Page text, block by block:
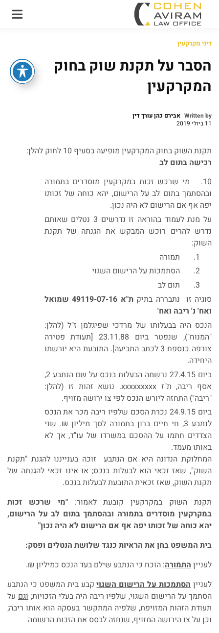
דיני מקרקעין
הסבר על תקנת שוק בחוק
המקרקעין
Written by אבירם כהן עורך דין
11 ביולי 2019
תקנת השוק בחוק המקרקעין מופיעה בסעיף 10 לחוק להלן:
רכישה בתום לב
10. מי שרכש זכות במקרקעין מוסדרים בתמורה
ובהסתמך בתום לב על הרישום, יהא כוחה של זכותו
יפה אף אם הרישום לא היה נכון.
על מנת לעמוד בהוראה זו נדרשים 3 נטלים שאותם
נדרש להרים רוכש המבקש את הגנתה של תקנת
השוק:
1.
תמורה
2.
הסתמכות על הרישום השגוי
3.
תום לב
סוגיה זו נתבררה בתיק
ת"א 49119-07-16 שמואל
ואח' נ' ריבה ואח'
הנכס היה בבעלותו של מרדכי שפיגלמן ז"ל (להלן:
"המנוח"), שנפטר ביום 23.11.88 [תעודת פטירה
צורפה כנספח 3 לכתב התביעה]. התובעת היא יורשתו
היחידה.
ביום 27.4.15 נרשמה הבעלות בנכס על שם הנתבע 2,
אסף ריבה, ת"ז xxxxxxxxx. נושא זהות זו (להלן:
"ריבה") התחזה ליורש הנכס לפי צו ירושה מזויף.
ביום 24.9.15 נכרת הסכם שלפיו ריבה מכר את הנכס
לנתבע 3, חי חיים ברון בתמורה לסך מיליון ₪. שני
הצדדים חתמו על ההסכם במשרדו של עו"ד, אך לא
באותו מעמד.
המחלוקת הנדונה היא אם הנתבע זוכה בענייננו להגנת "תקנת
השוק", שאז זכאי הוא לבעלות בנכס; או אינו זכאי להגנתה של
תקנת השוק, שאז זכאית התובעת לבעלות בנכס.
תקנת השוק במקרקעין קובעת לאמור:"מי שרכש זכות
במקרקעין מוסדרים בתמורה ובהסתמך בתום לב על הרישום,
יהא כוחה של זכותו יפה אף אם הרישום לא היה נכון"
בית המשפט בחן את הראיות כנגד שלושת הנטלים ופסק:
לענייןהתמורה: הוכח כי הנתבע שילם בעד הנכס כמיליון ₪.
לעניין הסתמכות על הרישום השגויקבע בית המשפט כי הנתבע
הסתמך על הרישום השגוי, שלפיו ריבה היה בעלי הזכויות;וגם על
תעודת הזהות המזויפת, שלפיה המתקשר בעסקה הוא אותו ריבה;
וכן על צו הירושה המזויף, שנחזה לבסס את הזכות הרשומה